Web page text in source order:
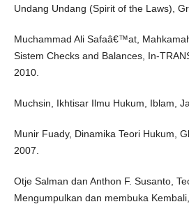
Undang Undang (Spirit of the Laws),
Muchammad Ali Safaâ€™at,
Sistem Checks and Balances, In-
2010.
Muchsin, Ikhtisar Ilmu Hukum, Iblam,
Munir Fuady, Dinamika Teori Hukum,
2007.
Otje Salman dan Anthon F. Susanto,
Mengumpulkan dan membuka